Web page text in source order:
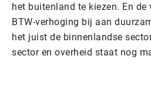
het buitenland te kiezen. En
BTW-verhoging bij aan
het juist de binnenlandse
sector en overheid staat nog